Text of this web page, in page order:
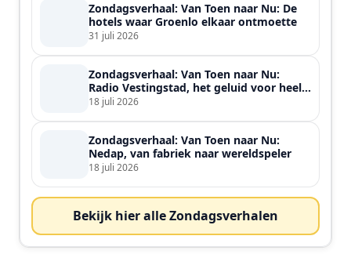
Zondagsverhaal: Van Toen naar Nu: De
hotels waar Groenlo elkaar ontmoette
31 juli 2026
Zondagsverhaal: Van Toen naar Nu:
Radio Vestingstad, het geluid voor heel
de streek
18 juli 2026
Zondagsverhaal: Van Toen naar Nu:
Nedap, van fabriek naar wereldspeler
18 juli 2026
Bekijk hier alle Zondagsverhalen